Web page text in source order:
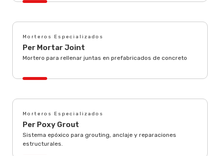
Morteros Especializados
Per Mortar Joint
Mortero para rellenar juntas en prefabricados de concreto
Morteros Especializados
Per Poxy Grout
Sistema epóxico para grouting, anclaje y reparaciones
estructurales.